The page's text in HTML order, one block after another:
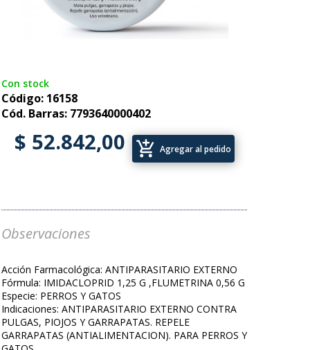
Con stock
Código: 16158
Cód. Barras: 7793640000402
$ 52.842,00 add_shopping_cart Agregar al pedido
Observaciones
Acción Farmacológica: ANTIPARASITARIO EXTERNO
Fórmula: IMIDACLOPRID 1,25 G ,FLUMETRINA 0,56 G
Especie: PERROS Y GATOS
Indicaciones: ANTIPARASITARIO EXTERNO CONTRA
PULGAS, PIOJOS Y GARRAPATAS. REPELE
GARRAPATAS (ANTIALIMENTACION). PARA PERROS Y